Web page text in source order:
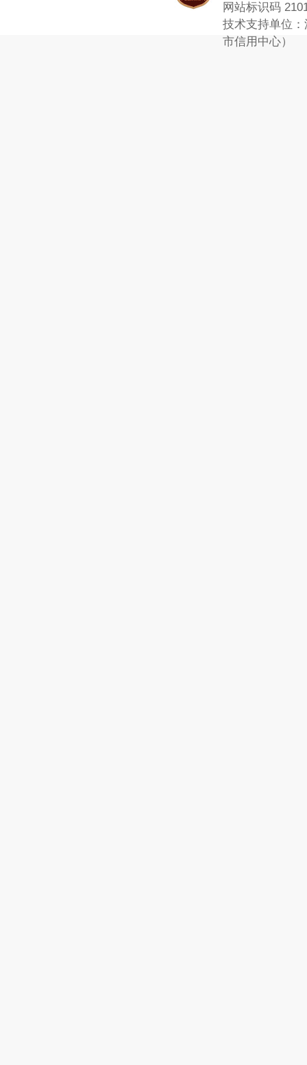
网站标识码
技术支持单位
市信用中心）